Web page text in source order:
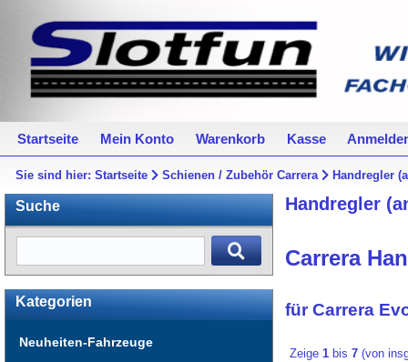
Startseite Mein Konto Warenkorb Kasse
Sie sind hier:Startseite Schienen / Zubehör Carrera Handregler
Suche
Kategorien
Neuheiten-Fahrzeuge
Handregler
Carrera
fürCarrera
Zeige1 bis7 (von